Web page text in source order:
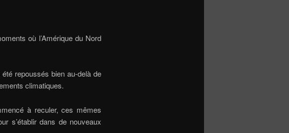
où l’Amérique du Nord
repoussés bien au-delà de
climatiques.
à reculer, ces mêmes
s’établir dans de nouveaux